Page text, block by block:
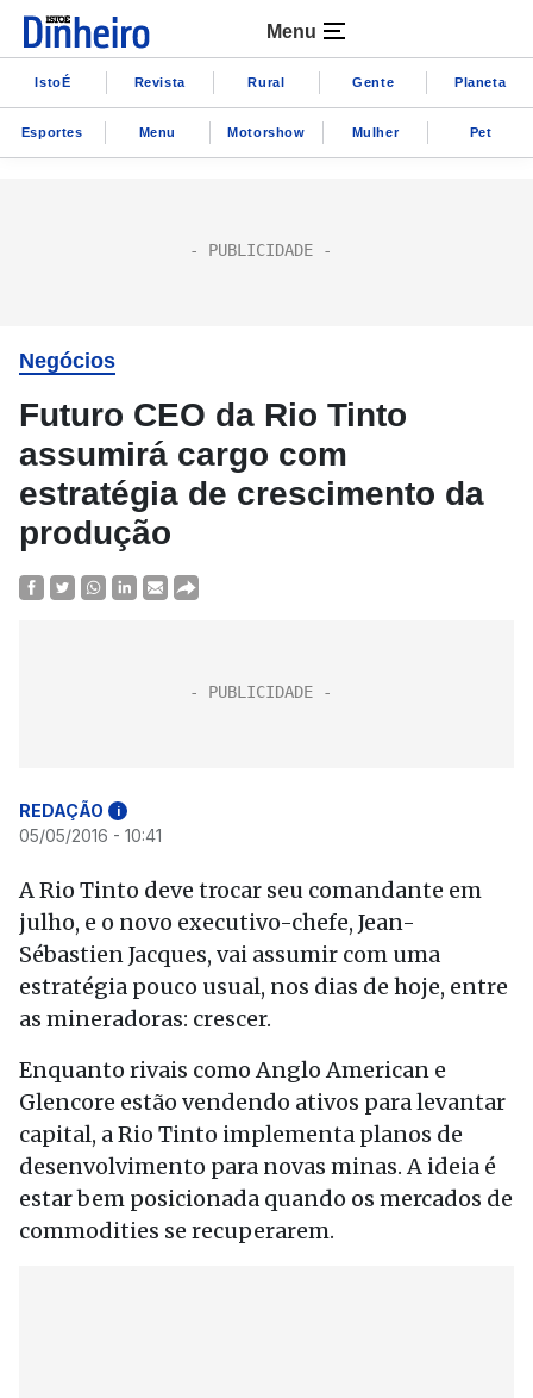
Menu
IstoÉ Revista Rural Gente Planeta
Esportes Menu Motorshow Mulher Pet
Negócios
Futuro CEO da Rio Tinto
assumirá cargo com
estratégia de crescimento da
produção
REDAÇÃO i
05/05/2016 - 10:41
A Rio Tinto deve trocar seu comandante em
julho, e o novo executivo-chefe, Jean-
Sébastien Jacques, vai assumir com uma
estratégia pouco usual, nos dias de hoje, entre
as mineradoras: crescer.
Enquanto rivais como Anglo American e
Glencore estão vendendo ativos para levantar
capital, a Rio Tinto implementa planos de
desenvolvimento para novas minas. A ideia é
estar bem posicionada quando os mercados de
commodities se recuperarem.